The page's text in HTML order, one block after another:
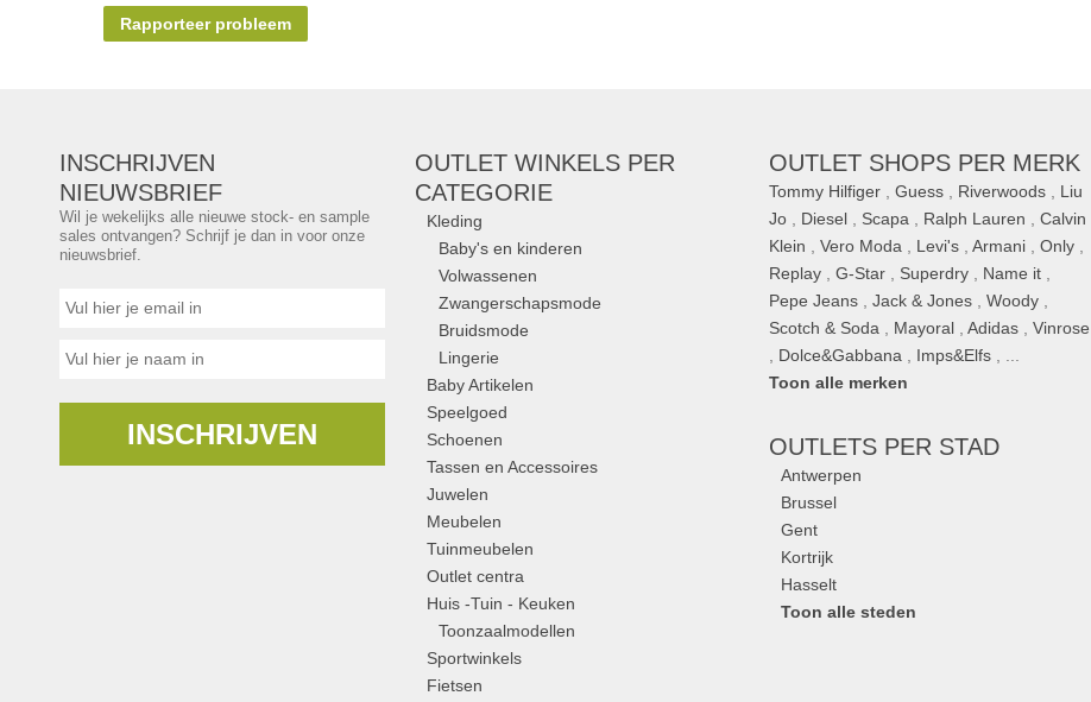
Rapporteer probleem
INSCHRIJVEN
NIEUWSBRIEF
Wil je wekelijks alle nieuwe stock- en sample
sales ontvangen? Schrijf je dan in voor onze
nieuwsbrief.
INSCHRIJVEN
OUTLET WINKELS PER
CATEGORIE
Kleding
Baby's en kinderen
Volwassenen
Zwangerschapsmode
Bruidsmode
Lingerie
Baby Artikelen
Speelgoed
Schoenen
Tassen en Accessoires
Juwelen
Meubelen
Tuinmeubelen
Outlet centra
Huis -Tuin - Keuken
Toonzaalmodellen
Sportwinkels
Fietsen
OUTLET SHOPS PER MERK
Tommy Hilfiger ,Guess Riverwoods
Liu
Jo
Diesel Scapa Ralph Lauren ,Calvin
Klein ,Vero Moda Levi's ,Armani ,Only
Replay ,G-Star Superdry Name it
Pepe Jeans ,Jack & Jones ,Woody
Scotch & Soda
Mayoral ,Adidas ,Vinrose
Dolce&Gabbana Imps&Elfs
Toon alle merken
OUTLETS PER STAD
Antwerpen
Brussel
Gent
Kortrijk
Hasselt
Toon alle steden